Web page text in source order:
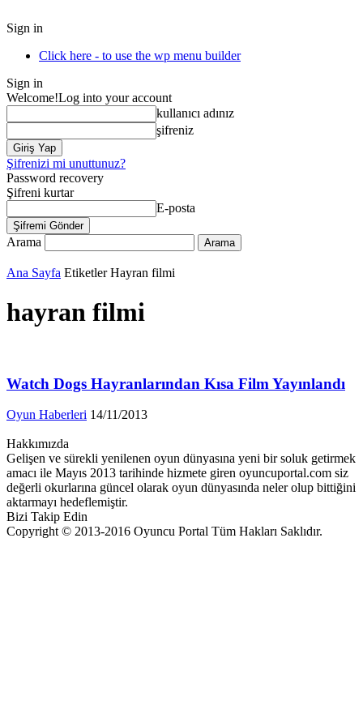
Sign in
Click here - to use the wp menu builder
Sign in
Welcome!Log into your account
kullanıcı adınız
şifreniz
Şifrenizi mi unuttunuz?
Password recovery
Şifreni kurtar
E-posta
Arama
Ana Sayfa Etiketler Hayran filmi
hayran filmi
Watch Dogs Hayranlarından Kısa Film Yayınlandı
Oyun Haberleri 14/11/2013
Hakkımızda
Gelişen ve sürekli yenilenen oyun dünyasına yeni bir soluk getirmek
amacı ile Mayıs 2013 tarihinde hizmete giren oyuncuportal.com siz
değerli okurlarına güncel olarak oyun dünyasında neler olup bittiğini
aktarmayı hedeflemiştir.
Bizi Takip Edin
Copyright © 2013-2016 Oyuncu Portal Tüm Hakları Saklıdır.